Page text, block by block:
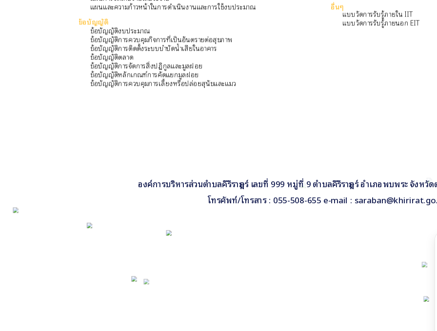
แผนและความก้าวหน้าในการดำเนินงานและการใช้งบประมาณ
ข้อบัญญัติ
ข้อบัญญัติงบประมาณ
ข้อบัญญัติการควบคุมกิจการที่เป็นอันตรายต่อสุขภาพ
ข้อบัญญัติการติดตั้งระบบบำบัดน้ำเสียในอาคาร
ข้อบัญญัติตลาด
ข้อบัญญัติการจัดการสิ่งปฏิกูลและมูลฝอย
ข้อบัญญัติหลักเกณฑ์การคัดแยกมูลฝอย
ข้อบัญญัติการควบคุมการเลี้ยงหรือปล่อยสุนัขและแมว
อื่นๆ
แบบวัดการรับรู้ภายใน IIT
แบบวัดการรับรู้ภายนอก EIT
องค์การบริหารส่วนตำบลคีรีราษฎร์ เลขที่ 999 หมู่ที่ 9 ตำบลคีรีราษฎร์ อำเภอพบพระ จังหวั
โทรศัพท์/โทรสาร : 055-508-655 e-mail :